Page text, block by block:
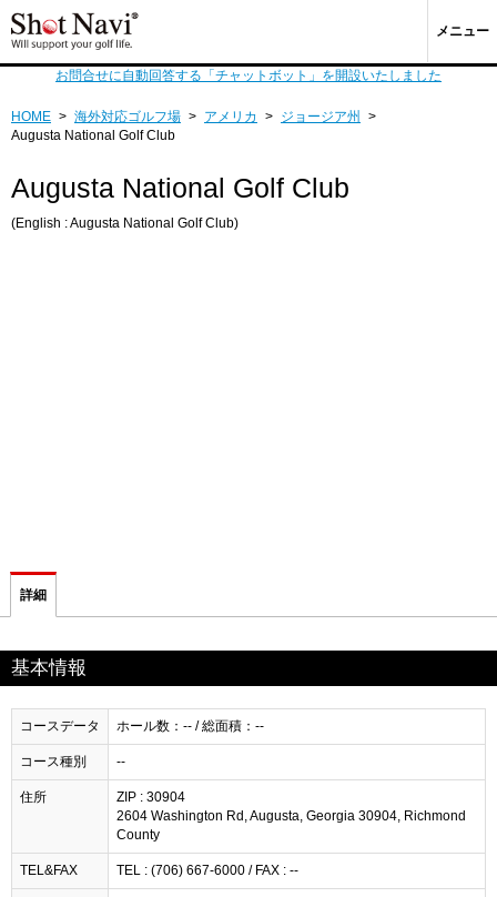
メニュー
お問合せに自動回答する「チャットボット」を開設いたしました
HOME > 海外対応ゴルフ場 > アメリカ > ジョージア州
>
Augusta National Golf Club
Augusta National Golf Club
(English : Augusta National Golf Club)
詳細
基本情報
コースデータ ホール数：-- / 総面積：--
コース種別 --
住所
ZIP : 30904
2604 Washington Rd, Augusta, Georgia 30904, Richmond
County
TEL&FAX TEL : (706) 667-6000 / FAX : --